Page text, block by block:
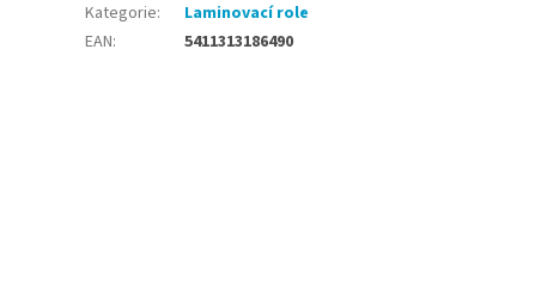
Kategorie:
Laminovací role
EAN: 5411313186490